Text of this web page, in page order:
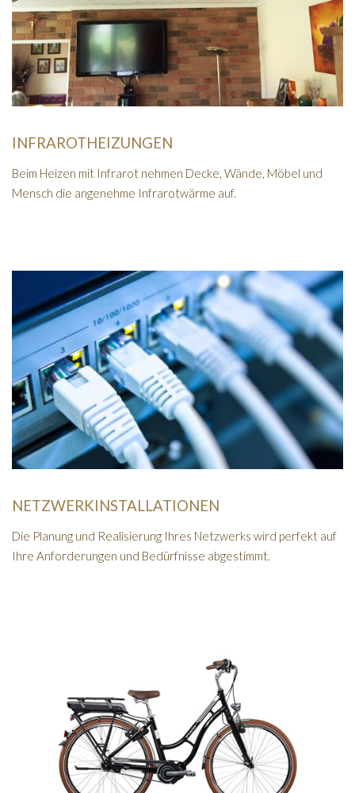
INFRAROTHEIZUNGEN
Beim Heizen mit Infrarot nehmen Decke, Wände, Möbel und
Mensch die angenehme Infrarotwärme auf.
NETZWERKINSTALLATIONEN
Die Planung und Realisierung Ihres Netzwerks wird perfekt auf
Ihre Anforderungen und Bedürfnisse abgestimmt.